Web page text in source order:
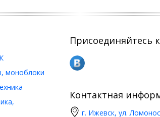
моноблоки
Присоединяйтесь
Контактная
г. Ижевск, ул.